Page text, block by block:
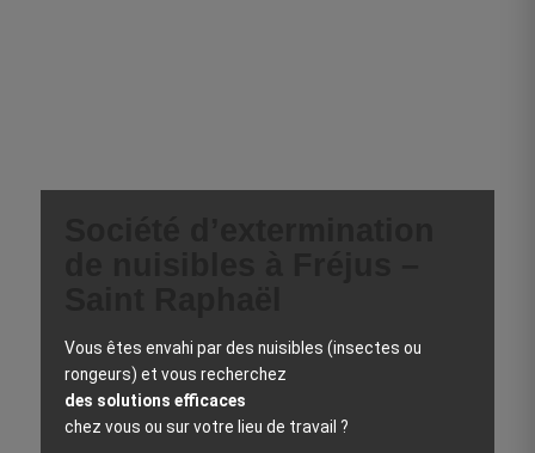
Vous êtes envahi par des nuisibles (insectes ou
rongeurs) et vous recherchez
des solutions efficaces
chez vous ou sur votre lieu de travail ?